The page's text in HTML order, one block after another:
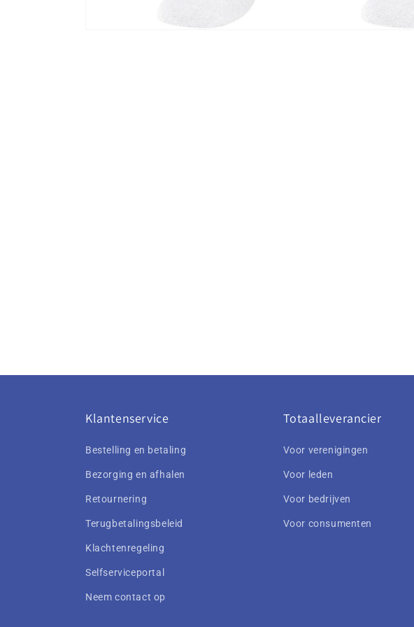
Klantenservice
Bestelling en betaling
Bezorging en afhalen
Retournering
Terugbetalingsbeleid
Klachtenregeling
Selfserviceportal
Neem contact op
Totaalleverancier
Voor verenigingen
Voor leden
Voor bedrijven
Voor consumenten